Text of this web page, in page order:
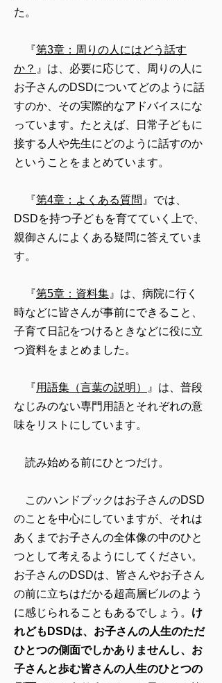
た。
『第3章：周りの人にはどう話す
か？ 』は、必要に応じて、周りの人に
お子さんのDSDについてどのように話
すのか、その実際的なアドバイスにな
っています。たとえば、日常子どもに
接する人や先生にどのように話すのか
ということをまとめています。
『第4章：よくある質問 』では、
DSDを持つ子どもを育てていく上で、
親御さんによくある疑問に答えていま
す。
『第5章：資料集 』は、病院に行く
時などに皆さんが事前にできること、
子育て日記をつけるときなどに役に立
つ資料をまとめました。
『用語集（言葉の説明）
』は、普段
なじみのない専門用語とそれぞれの意
味をリストにしています。
読み始める前にひとつだけ。
このハンドブックはお子さんのDSD
のことを中心にしていますが、それは
あくまでお子さんの全体像の中のひと
つとして考えるようにしてください。
お子さんのDSDは、皆さんやお子さん
の前に立ちはだかる超高層ビルのよう
に感じられることもあるでしょう。 け
れどもDSDは、お子さんの人生のただ
ひとつの側面でしかありませんし、お
子さんと歩む皆さんの人生のひとつの